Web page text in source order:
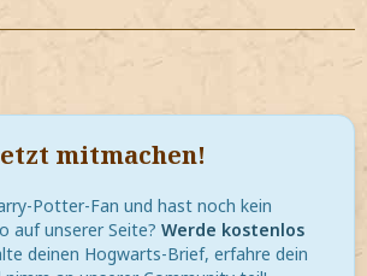
mitmachen!
Potter-Fan und hast noch kein
auf unserer Seite? Werde kostenlos
deinen Hogwarts-Brief, erfahre dein